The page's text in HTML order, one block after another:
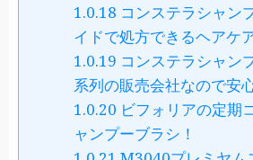
1.0.18 コンステラシャン
イドで処方できるヘアケ
1.0.19 コンステラシャン
系列の販売会社なので安
1.0.20 ビフォリアの定期
ャンプーブラシ！